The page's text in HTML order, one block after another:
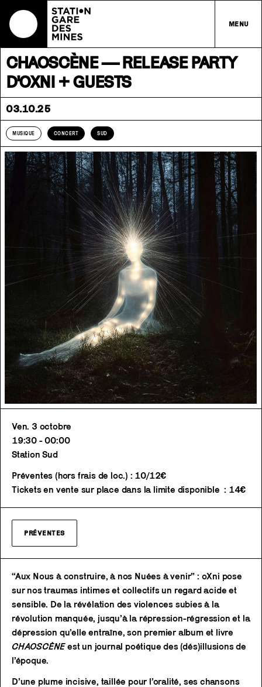
MENU
CHAOSCÈNE — RELEASE PARTY
D'OXNI + GUESTS
03.10.25
MUSIQUE CONCERT SUD
Ven. 3 octobre
19:30 - 00:00
Station Sud
Préventes (hors frais de loc.) : 10/12€
Tickets en vente sur place dans la limite disponible : 14€
PRÉVENTES
“Aux Nous à construire, à nos Nuées à venir” : oXni pose
sur nos traumas intimes et collectifs un regard acide et
sensible. De la révélation des violences subies à la
révolution manquée, jusqu’à la répression-régression et la
dépression qu’elle entraîne, son premier album et livre
CHAOSCÈNEest un journal poétique des (dés)illusions de
l’époque.
D’une plume incisive, taillée pour l’oralité, ses chansons